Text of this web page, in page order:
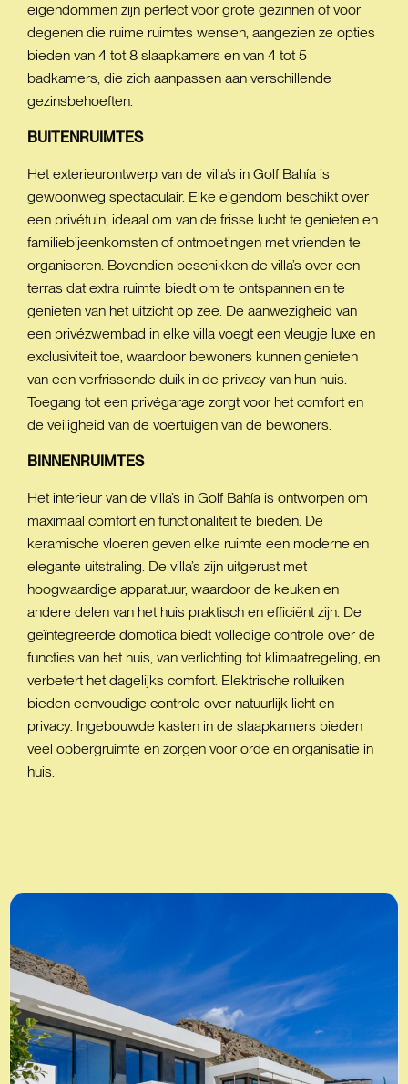
eigendommen zijn perfect voor grote gezinnen of voor
degenen die ruime ruimtes wensen, aangezien ze opties
bieden van 4 tot 8 slaapkamers en van 4 tot 5
badkamers, die zich aanpassen aan verschillende
gezinsbehoeften.
BUITENRUIMTES
Het exterieurontwerp van de villa’s in Golf Bahía is
gewoonweg spectaculair. Elke eigendom beschikt over
een privétuin, ideaal om van de frisse lucht te genieten en
familiebijeenkomsten of ontmoetingen met vrienden te
organiseren. Bovendien beschikken de villa’s over een
terras dat extra ruimte biedt om te ontspannen en te
genieten van het uitzicht op zee. De aanwezigheid van
een privézwembad in elke villa voegt een vleugje luxe en
exclusiviteit toe, waardoor bewoners kunnen genieten
van een verfrissende duik in de privacy van hun huis.
Toegang tot een privégarage zorgt voor het comfort en
de veiligheid van de voertuigen van de bewoners.
BINNENRUIMTES
Het interieur van de villa’s in Golf Bahía is ontworpen om
maximaal comfort en functionaliteit te bieden. De
keramische vloeren geven elke ruimte een moderne en
elegante uitstraling. De villa’s zijn uitgerust met
hoogwaardige apparatuur, waardoor de keuken en
andere delen van het huis praktisch en efficiënt zijn. De
geïntegreerde domotica biedt volledige controle over de
functies van het huis, van verlichting tot klimaatregeling, en
verbetert het dagelijks comfort. Elektrische rolluiken
bieden eenvoudige controle over natuurlijk licht en
privacy. Ingebouwde kasten in de slaapkamers bieden
veel opbergruimte en zorgen voor orde en organisatie in
huis.